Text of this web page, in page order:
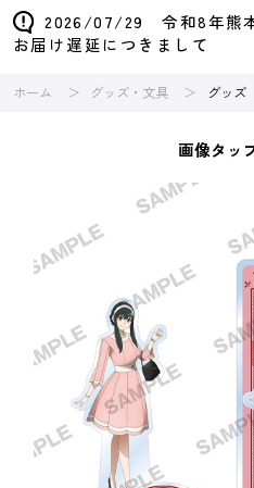
2026/07/29 令和8年熊
お届け遅延につきまして
ホーム グッズ・文具 グッズ
画像タッ